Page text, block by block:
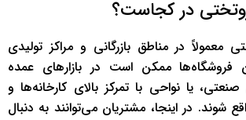
در کجاست؟
معمولاً در مناطق بازرگانی و مراکز تولیدی
فروشگاه‌ها ممکن است در بازارهای عمده
یا نواحی با تمرکز بالای کارخانه‌ها و
شوند. در اینجا، مشتریان می‌توانند به دنبال